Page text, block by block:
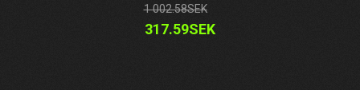
1 002.58SEK
317.59SEK